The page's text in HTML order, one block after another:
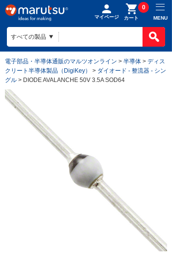
マイページ カート
0
MENU
電子部品・半導体通販のマルツオンライン > 半導体 > ディス
クリート半導体製品（DigiKey）
> ダイオード - 整流器 - シン
グル > DIODE AVALANCHE 50V 3.5A SOD64